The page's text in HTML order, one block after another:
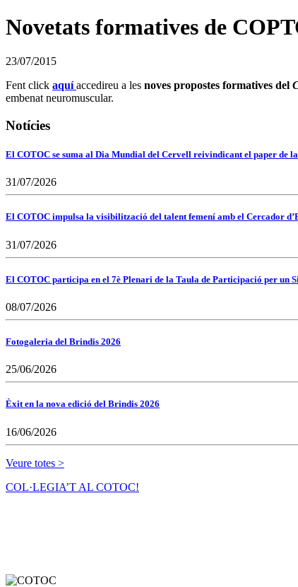
Novetats formatives de
23/07/2015
Fent click aquí accedireu a les noves propostes formatives del
embenat neuromuscular.
Notícies
El COTOC se suma al Dia Mundial del Cervell reivindicant el paper de
31/07/2026
El COTOC impulsa la visibilització del talent femení amb el Cercador
31/07/2026
El COTOC participa en el 7è Plenari de la Taula de Participació per un
08/07/2026
Fotogaleria del Brindis 2026
25/06/2026
Èxit en la nova edició del Brindis 2026
16/06/2026
Veure totes >
COL·LEGIA’T AL COTOC!